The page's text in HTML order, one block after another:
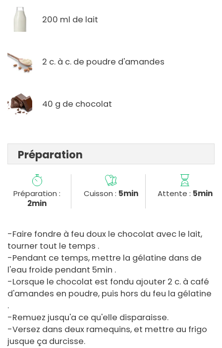
200 ml de lait
2 c. à c. de poudre d'amandes
40 g de chocolat
Préparation
Préparation :
2min
Cuisson : 5min Attente : 5min
-Faire fondre à feu doux le chocolat avec le lait,
tourner tout le temps .
-Pendant ce temps, mettre la gélatine dans de
l'eau froide pendant 5min .
-Lorsque le chocolat est fondu ajouter 2 c. à café
d'amandes en poudre, puis hors du feu la gélatine
.
-Remuez jusqu'a ce qu'elle disparaisse.
-Versez dans deux ramequins, et mettre au frigo
jusque ça durcisse.